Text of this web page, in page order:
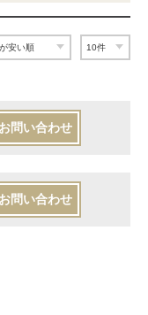
問い合わせ
問い合わせ